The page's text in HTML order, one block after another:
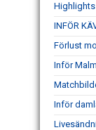
Highlights
INFÖR
Förlust
Inför
Inför